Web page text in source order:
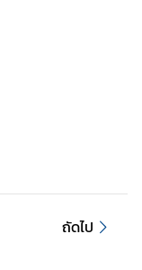
ถัดไป